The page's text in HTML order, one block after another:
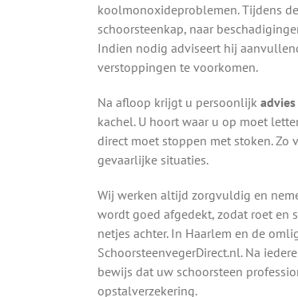
koolmonoxideproblemen. Tijdens
schoorsteenkap, naar
Indien nodig adviseert hij
verstoppingen te voorkomen.
Na afloop krijgt u persoonlijk
kachel. U hoort waar u op moet
direct moet stoppen met stoken.
gevaarlijke situaties.
Wij werken altijd zorgvuldig en
wordt goed afgedekt, zodat roet en
netjes achter. In Haarlem en de
SchoorsteenvegerDirect.nl. Na
bewijs dat uw schoorsteen
opstalverzekering.